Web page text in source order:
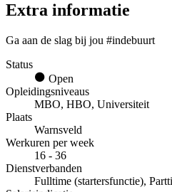
Extra informatie
Ga aan de slag bij jou #indebuurt
Status
Open
Opleidingsniveaus
MBO, HBO, Universiteit
Plaats
Warnsveld
Werkuren per week
16 - 36
Dienstverbanden
Fulltime (startersfunctie),